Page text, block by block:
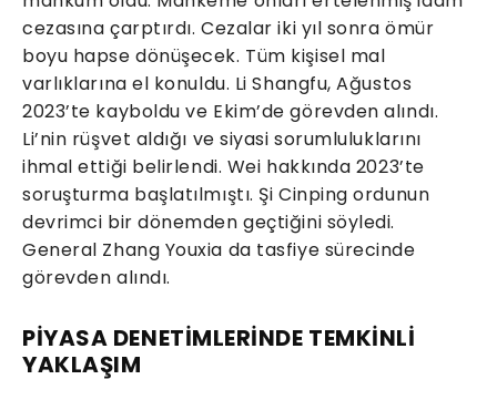
cezasına çarptırdı. Cezalar iki yıl sonra ömür
boyu hapse dönüşecek. Tüm kişisel mal
varlıklarına el konuldu. Li Shangfu, Ağustos
2023’te kayboldu ve Ekim’de görevden alındı.
Li’nin rüşvet aldığı ve siyasi sorumluluklarını
ihmal ettiği belirlendi. Wei hakkında 2023’te
soruşturma başlatılmıştı. Şi Cinping ordunun
devrimci bir dönemden geçtiğini söyledi.
General Zhang Youxia da tasfiye sürecinde
görevden alındı.
PİYASA DENETİMLERİNDE TEMKİNLİ
YAKLAŞIM